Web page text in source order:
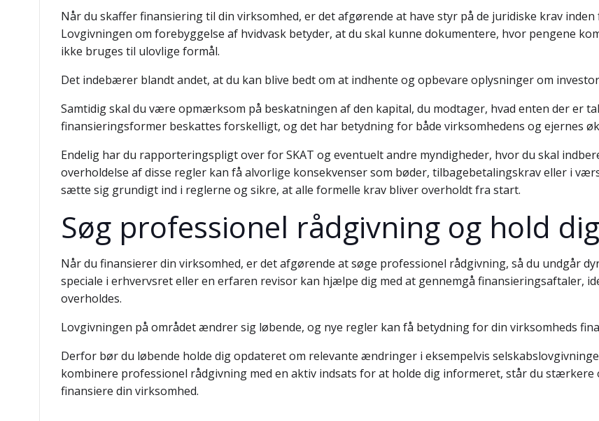
Når du skaffer finansiering til din virksomhed, er det afgørende at have styr på de juridiske krav
Lovgivningen om forebyggelse af hvidvask betyder, at du skal kunne dokumentere, hvor pengene
ikke bruges til ulovlige formål.
Det indebærer blandt andet, at du kan blive bedt om at indhente og opbevare oplysninger om
Samtidig skal du være opmærksom på beskatningen af den kapital, du modtager, hvad enten der er
finansieringsformer beskattes forskelligt, og det har betydning for både virksomhedens og ejernes
Endelig har du rapporteringspligt over for SKAT og eventuelt andre myndigheder, hvor du skal
overholdelse af disse regler kan få alvorlige konsekvenser som bøder, tilbagebetalingskrav eller i
sætte sig grundigt ind i reglerne og sikre, at alle formelle krav bliver overholdt fra start.
Søg professionel rådgivning og hold
Når du finansierer din virksomhed, er det afgørende at søge professionel rådgivning, så du undgår
speciale i erhvervsret eller en erfaren revisor kan hjælpe dig med at gennemgå finansieringsaftaler,
overholdes.
Lovgivningen på området ændrer sig løbende, og nye regler kan få betydning for din virksomheds
Derfor bør du løbende holde dig opdateret om relevante ændringer i eksempelvis
kombinere professionel rådgivning med en aktiv indsats for at holde dig informeret, står du
finansiere din virksomhed.